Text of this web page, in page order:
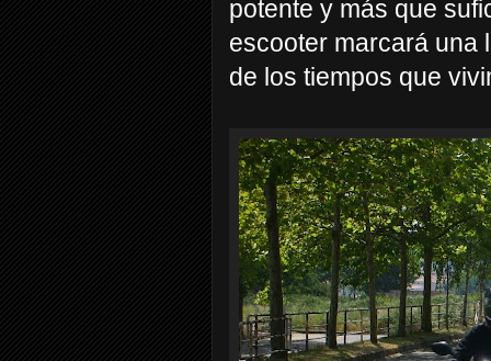
potente y más que
escooter marcará una
de los tiempos que